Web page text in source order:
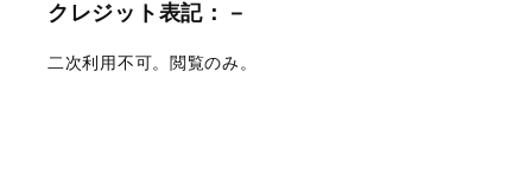
クレジット表記：－
二次利用不可。閲覧のみ。